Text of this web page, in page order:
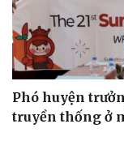
Phó huyện
truyền thống ở